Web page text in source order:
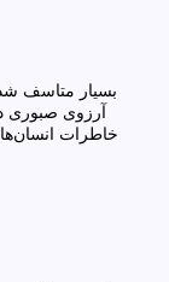
بسیار متاسف
آرزوی صبوری
خاطرات